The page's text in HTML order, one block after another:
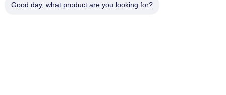
Barre 2024 ronde en
l'aluminium a expulsé
Good day, what product are you looking for?